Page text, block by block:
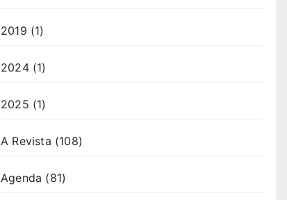
2019 (1)
2024(1)
2025 (1)
A Revista (108)
Agenda (81)